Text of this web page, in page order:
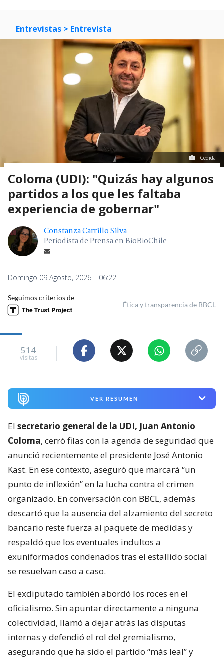
Entrevistas > Entrevista
Cedida
Coloma (UDI): "Quizás hay algunos
partidos a los que les faltaba
experiencia de gobernar"
Constanza Carrillo Silva
Periodista de Prensa en BioBioChile
Domingo 09 Agosto, 2026 | 06:22
Seguimos criterios de
Ética y transparencia de BBCL
514
visitas
VER RESUMEN
El secretario general de la UDI, Juan Antonio
Coloma, cerró filas con la agenda de seguridad que
anunció recientemente el presidente José Antonio
Kast. En ese contexto, aseguró que marcará “un
punto de inflexión” en la lucha contra el crimen
organizado. En conversación con BBCL, además
descartó que la ausencia del alzamiento del secreto
bancario reste fuerza al paquete de medidas y
respaldó que los eventuales indultos a
exuniformados condenados tras el estallido social
se resuelvan caso a caso.
El exdiputado también abordó los roces en el
oficialismo. Sin apuntar directamente a ninguna
colectividad, llamó a dejar atrás las disputas
internas y defendió el rol del gremialismo,
asegurando que ha sido el partido “más leal” y